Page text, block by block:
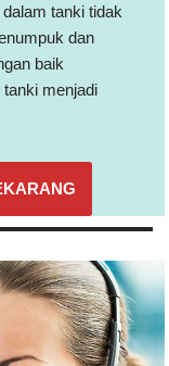
tanki tidak
dan
baik
menjadi